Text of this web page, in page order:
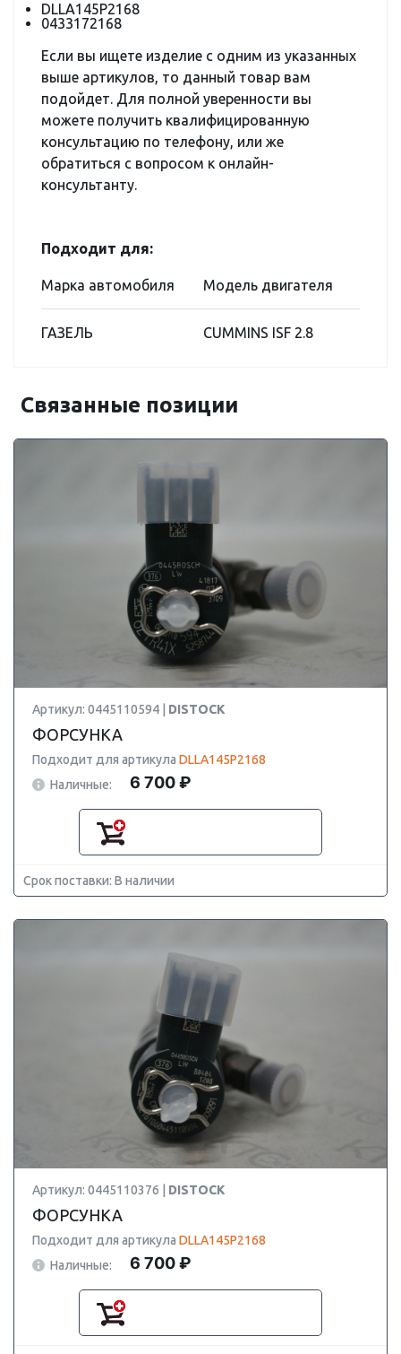
DLLA145P2168
0433172168
Если вы ищете изделие с одним из указанных
выше артикулов, то данный товар вам
подойдет. Для полной уверенности вы
можете получить квалифицированную
консультацию по телефону, или же
обратиться с вопросом к онлайн-
консультанту.
Подходит для:
Марка автомобиля Модель двигателя
ГАЗЕЛЬ CUMMINS ISF 2.8
Связанные позиции
Артикул: 0445110594 | DISTOCK
ФОРСУНКА
Подходит для артикула DLLA145P2168
Наличные:
6 700 ₽
Срок поставки: В наличии
Артикул: 0445110376 | DISTOCK
ФОРСУНКА
Подходит для артикула DLLA145P2168
Наличные:
6 700 ₽